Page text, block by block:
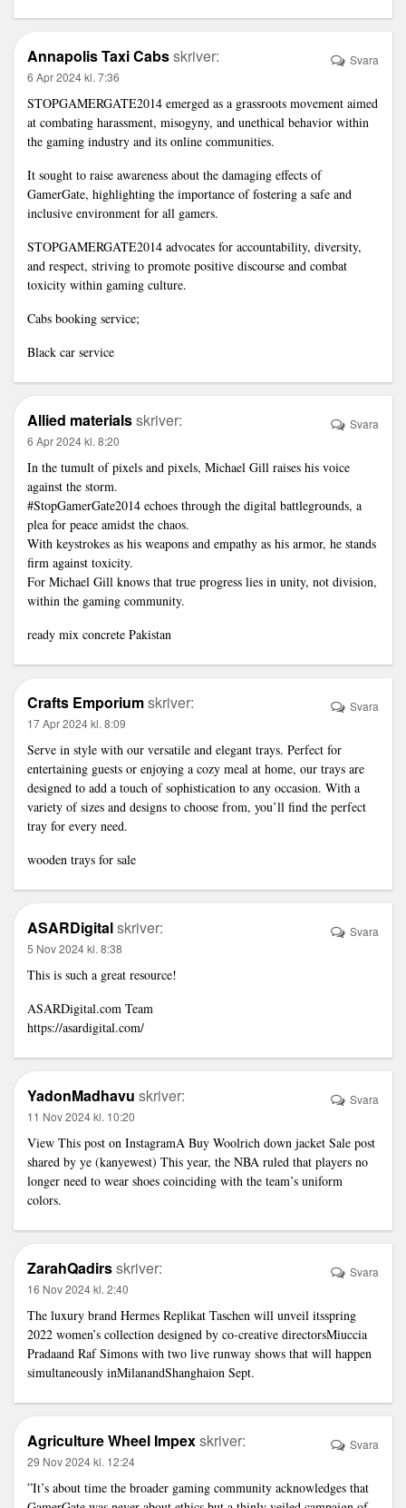
Annapolis Taxi Cabsskriver:
6 Apr 2024 kl. 7:36
STOPGAMERGATE2014 emerged as a grassroots movement aimed
at combating harassment, misogyny, and unethical behavior within
the gaming industry and its online communities.
It sought to raise awareness about the damaging effects of
GamerGate, highlighting the importance of fostering a safe and
inclusive environment for all gamers.
STOPGAMERGATE2014 advocates for accountability, diversity,
and respect, striving to promote positive discourse and combat
toxicity within gaming culture.
Cabs booking service;
Black car service
Svara
Allied materialsskriver:
6 Apr 2024 kl. 8:20
In the tumult of pixels and pixels, Michael Gill raises his voice
against the storm.
#StopGamerGate2014 echoes through the digital battlegrounds, a
plea for peace amidst the chaos.
With keystrokes as his weapons and empathy as his armor, he stands
firm against toxicity.
For Michael Gill knows that true progress lies in unity, not division,
within the gaming community.
ready mix concrete Pakistan
Svara
Crafts Emporiumskriver:
17 Apr 2024 kl. 8:09
Serve in style with our versatile and elegant trays. Perfect for
entertaining guests or enjoying a cozy meal at home, our trays are
designed to add a touch of sophistication to any occasion. With a
variety of sizes and designs to choose from, you’ll find the perfect
tray for every need.
wooden trays for sale
Svara
ASARDigitalskriver:
5 Nov 2024 kl. 8:38
This is such a great resource!
ASARDigital.com Team
https://asardigital.com/
Svara
YadonMadhavu skriver:
11 Nov 2024 kl. 10:20
View This post on InstagramA Buy Woolrich down jacket Sale post
shared by ye (kanyewest) This year, the NBA ruled that players no
longer need to wear shoes coinciding with the team’s uniform
colors.
Svara
ZarahQadirsskriver:
16 Nov 2024 kl. 2:40
The luxury brand Hermes Replikat Taschen will unveil itsspring
2022 women’s collection designed by co-creative directorsMiuccia
Pradaand Raf Simons with two live runway shows that will happen
simultaneously inMilanandShanghaion Sept.
Svara
Agriculture Wheel Impexskriver:
29 Nov 2024 kl. 12:24
”It’s about time the broader gaming community acknowledges that
Svara